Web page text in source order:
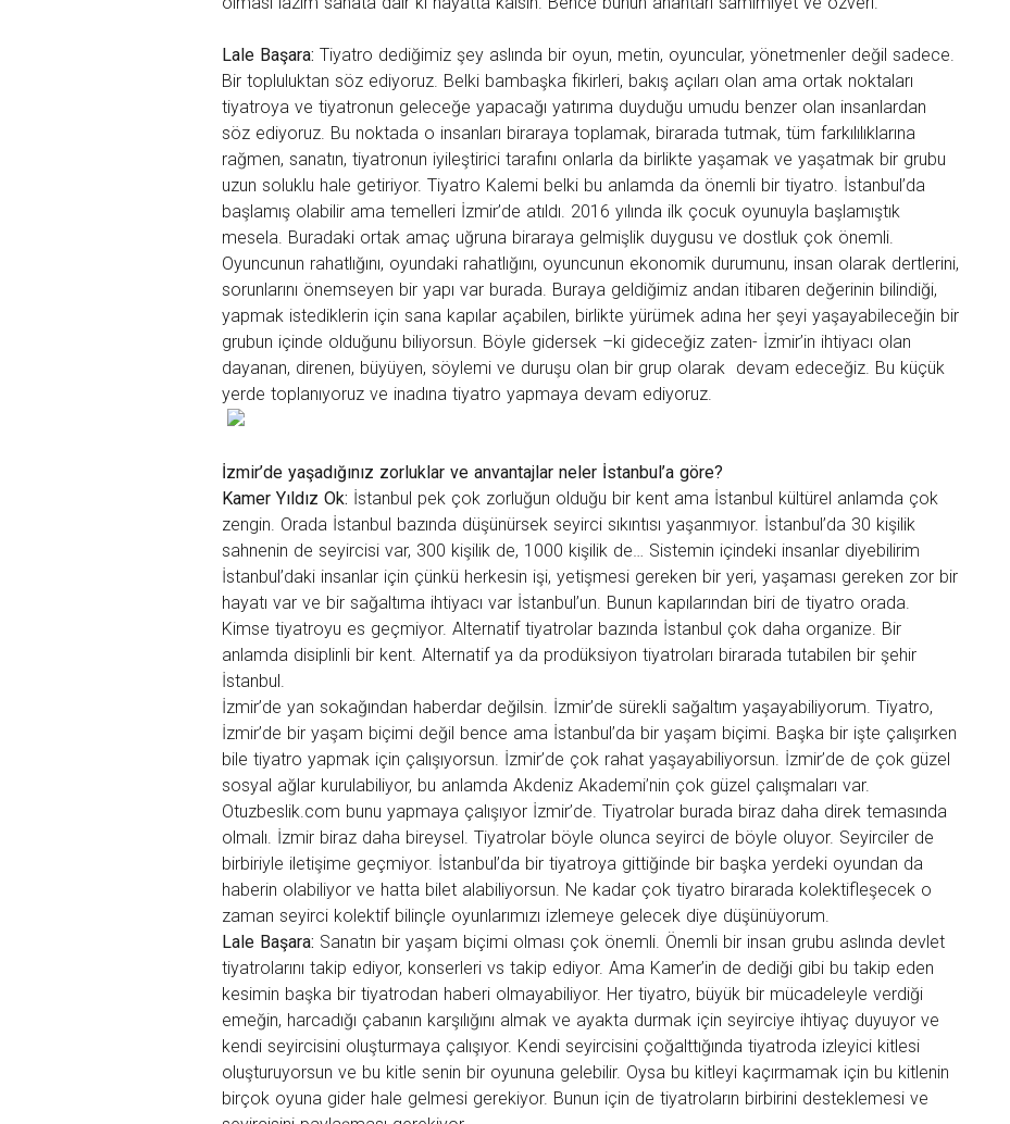
Lale Başara: Tiyatro dediğimiz şey aslında bir oyun, metin, oyuncular, yönetmenler değil sadece.
Bir topluluktan söz ediyoruz. Belki bambaşka fikirleri, bakış açıları olan ama ortak noktaları
tiyatroya ve tiyatronun geleceğe yapacağı yatırıma duyduğu umudu benzer olan insanlardan
söz ediyoruz. Bu noktada o insanları biraraya toplamak, birarada tutmak, tüm farkılılıklarına
rağmen, sanatın, tiyatronun iyileştirici tarafını onlarla da birlikte yaşamak ve yaşatmak bir grubu
uzun soluklu hale getiriyor. Tiyatro Kalemi belki bu anlamda da önemli bir tiyatro. İstanbul’da
başlamış olabilir ama temelleri İzmir’de atıldı. 2016 yılında ilk çocuk oyunuyla başlamıştık
mesela. Buradaki ortak amaç uğruna biraraya gelmişlik duygusu ve dostluk çok önemli.
Oyuncunun rahatlığını, oyundaki rahatlığını, oyuncunun ekonomik durumunu, insan olarak dertlerini,
sorunlarını önemseyen bir yapı var burada. Buraya geldiğimiz andan itibaren değerinin bilindiği,
yapmak istediklerin için sana kapılar açabilen, birlikte yürümek adına her şeyi yaşayabileceğin bir
grubun içinde olduğunu biliyorsun. Böyle gidersek –ki gideceğiz zaten- İzmir’in ihtiyacı olan
dayanan, direnen, büyüyen, söylemi ve duruşu olan bir grup olarak devam edeceğiz. Bu küçük
yerde toplanıyoruz ve inadına tiyatro yapmaya devam ediyoruz.
İzmir’de yaşadığınız zorluklar ve anvantajlar neler İstanbul’a göre?
Kamer Yıldız Ok: İstanbul pek çok zorluğun olduğu bir kent ama İstanbul kültürel anlamda çok
zengin. Orada İstanbul bazında düşünürsek seyirci sıkıntısı yaşanmıyor. İstanbul’da 30 kişilik
sahnenin de seyircisi var, 300 kişilik de, 1000 kişilik de… Sistemin içindeki insanlar diyebilirim
İstanbul’daki insanlar için çünkü herkesin işi, yetişmesi gereken bir yeri, yaşaması gereken zor bir
hayatı var ve bir sağaltıma ihtiyacı var İstanbul’un. Bunun kapılarından biri de tiyatro orada.
Kimse tiyatroyu es geçmiyor. Alternatif tiyatrolar bazında İstanbul çok daha organize. Bir
anlamda disiplinli bir kent. Alternatif ya da prodüksiyon tiyatroları birarada tutabilen bir şehir
İstanbul.
İzmir’de yan sokağından haberdar değilsin. İzmir’de sürekli sağaltım yaşayabiliyorum. Tiyatro,
İzmir’de bir yaşam biçimi değil bence ama İstanbul’da bir yaşam biçimi. Başka bir işte çalışırken
bile tiyatro yapmak için çalışıyorsun. İzmir’de çok rahat yaşayabiliyorsun. İzmir’de de çok güzel
sosyal ağlar kurulabiliyor, bu anlamda Akdeniz Akademi’nin çok güzel çalışmaları var.
Otuzbeslik.com bunu yapmaya çalışıyor İzmir’de. Tiyatrolar burada biraz daha direk temasında
olmalı. İzmir biraz daha bireysel. Tiyatrolar böyle olunca seyirci de böyle oluyor. Seyirciler de
birbiriyle iletişime geçmiyor. İstanbul’da bir tiyatroya gittiğinde bir başka yerdeki oyundan da
haberin olabiliyor ve hatta bilet alabiliyorsun. Ne kadar çok tiyatro birarada kolektifleşecek o
zaman seyirci kolektif bilinçle oyunlarımızı izlemeye gelecek diye düşünüyorum.
Lale Başara: Sanatın bir yaşam biçimi olması çok önemli. Önemli bir insan grubu aslında devlet
tiyatrolarını takip ediyor, konserleri vs takip ediyor. Ama Kamer’in de dediği gibi bu takip eden
kesimin başka bir tiyatrodan haberi olmayabiliyor. Her tiyatro, büyük bir mücadeleyle verdiği
emeğin, harcadığı çabanın karşılığını almak ve ayakta durmak için seyirciye ihtiyaç duyuyor ve
kendi seyircisini oluşturmaya çalışıyor. Kendi seyircisini çoğalttığında tiyatroda izleyici kitlesi
oluşturuyorsun ve bu kitle senin bir oyununa gelebilir. Oysa bu kitleyi kaçırmamak için bu kitlenin
birçok oyuna gider hale gelmesi gerekiyor. Bunun için de tiyatroların birbirini desteklemesi ve